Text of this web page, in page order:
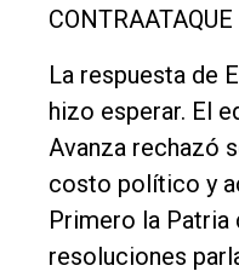
La respuesta de
hizo esperar. El
Avanza rechazó
costo político y
Primero la Patria
resoluciones